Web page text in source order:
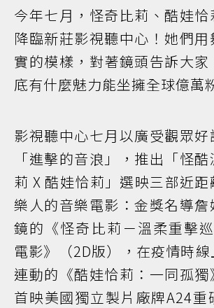
今年七月，怪奇比莉、酷娃
降臨新莊影視聽中心！她們
實的模樣，對著鏡頭告訴大家
底有什麼魅力能坐擁全球億萬
影視聽中心七月以廣受觀眾好
「進擊的音浪」，推出「怪
莉 X 酷娃恰莉」選映三部近
樂人的音樂電影：金獎名導
鏡的《怪奇比莉－溫柔重擊
電影》（2D版），在疫情時
連動的《酷娃恰莉：一同孤
首映美國獨立製片廠牌A24重